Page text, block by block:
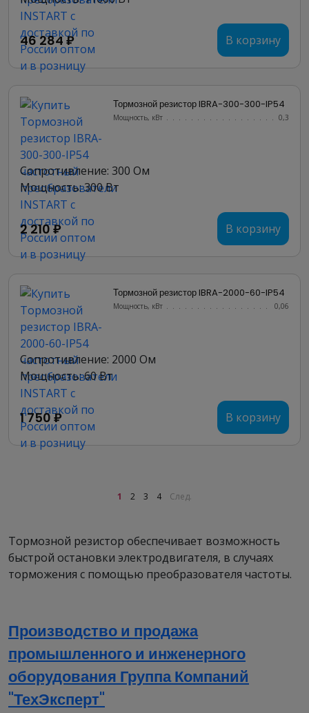
46 284 ₽ В корзину
Тормозной резистор IBRA-300-300-IP54
Мощность, кВт 0,3
Сопротивление: 300 Ом
Мощность: 300 Вт
2 210 ₽ В корзину
Тормозной резистор IBRA-2000-60-IP54
Мощность, кВт 0,06
Сопротивление: 2000 Ом
Мощность: 60 Вт
1 750 ₽ В корзину
1 2 3 4 След.
Тормозной резистор обеспечивает возможность
быстрой остановки электродвигателя, в случаях
торможения с помощью преобразователя частоты.
Производство и продажа
промышленного и инженерного
оборудования Группа Компаний
"ТехЭксперт"